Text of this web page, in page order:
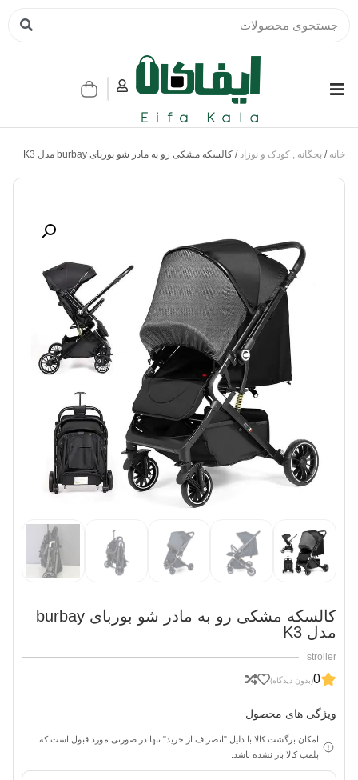
خانه / بچگانه , کودک و نوزاد/ کالسکه مشکی رو به مادر شو بوربای burbay مدل K3
کالسکه مشکی رو به مادر شو بوربای burbay
مدل K3
stroller
0(بدون دیدگاه)
ویژگی های محصول
امکان برگشت کالا با دلیل "انصراف از خرید" تنها در صورتی مورد قبول است که
پلمب کالا باز نشده باشد.